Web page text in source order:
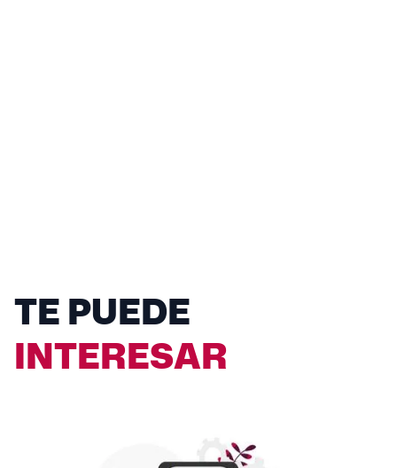
TE PUEDE
INTERESAR